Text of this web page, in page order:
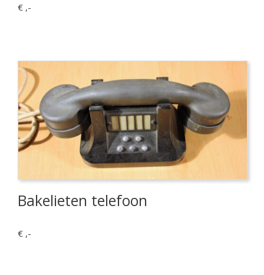
€ ,-
Bakelieten telefoon
€ ,-